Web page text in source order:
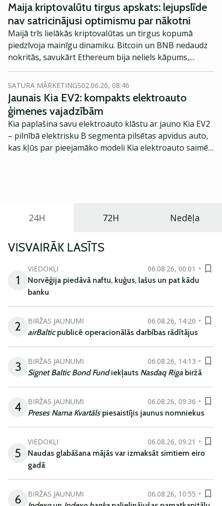
Maija kriptovalūtu tirgus apskats: lejupslīde
nav satricinājusi optimismu par nākotni
Maijā trīs lielākās kriptovalūtas un tirgus kopumā
piedzīvoja mainīgu dinamiku. Bitcoin un BNB nedaudz
nokritās, savukārt Ethereum bija neliels kāpums,
kriptovalūtu tirgu maijā raksturo Binance pārstāve
Latvijā Polina Brottier.
SATURA MĀRKETINGS02.06.26, 08:46
Jaunais Kia EV2: kompakts elektroauto
ģimenes vajadzībām
Kia paplašina savu elektroauto klāstu ar jauno Kia EV2
– pilnībā elektrisku B segmenta pilsētas apvidus auto,
kas kļūs par pieejamāko modeli Kia elektroauto saimē
24H 72H Nedēļa
VISVAIRĀK LASĪTS
1
VIEDOKĻI
06.08.26, 00:01
Norvēģija piedāvā naftu, kuģus, lašus un pat kādu
banku
2 BIRŽAS JAUNUMI
06.08.26, 14:20
airBalticpublicē operacionālās darbības rādītājus
3 BIRŽAS JAUNUMI
06.08.26, 14:13
Signet Baltic Bond Fundiekļauts Nasdaq Riga biržā
4 BIRŽAS JAUNUMI
06.08.26, 09:36
Preses Nama Kvartāls piesaistījis jaunus nomniekus
5
VIEDOKĻI
06.08.26, 09:21
Naudas glabāšana mājās var izmaksāt simtiem eiro
gadā
6 BIRŽAS JAUNUMI
06.08.26, 10:55